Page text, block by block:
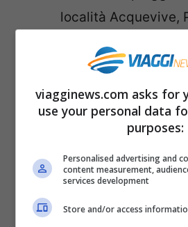
località Acquevive,
Villalago– Villalago
Domenico)
Confermata la Bandiera
Bracciano
viagginews.com asks for
use your personal data
purposes:
Personalised advertising and
content measurement,
services development
Store and/or access